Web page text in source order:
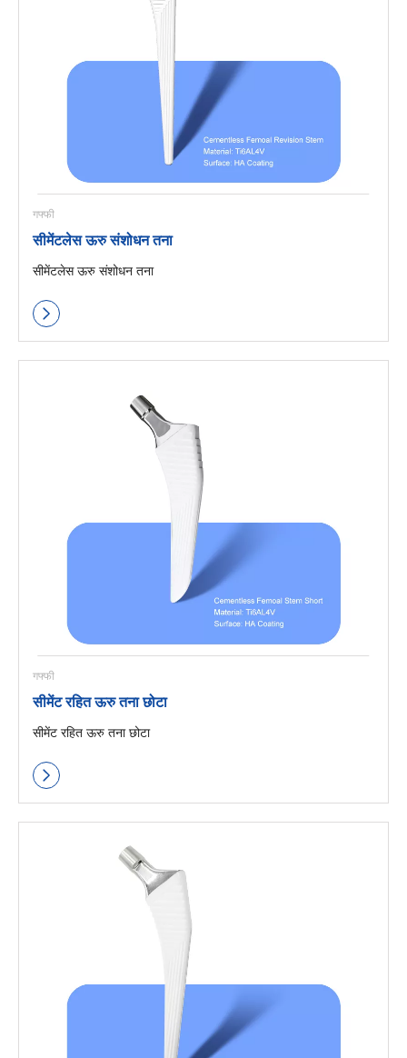
गफ्फी
सीमेंटलेस ऊरु संशोधन तना
सीमेंटलेस ऊरु संशोधन तना
गफ्फी
सीमेंट रहित ऊरु तना छोटा
सीमेंट रहित ऊरु तना छोटा